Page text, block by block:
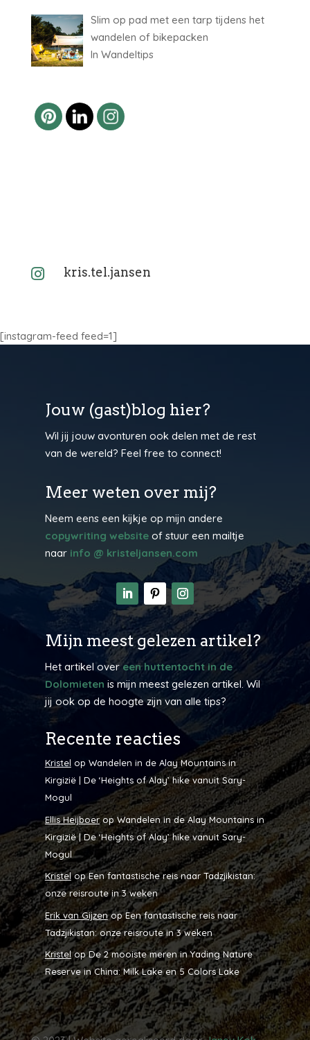
Slim op pad met een tarp tijdens het
wandelen of bikepacken
In Wandeltips
 kris.tel.jansen
[instagram-feed feed=1]
Jouw (gast)blog hier?
Wil jij jouw avonturen ook delen met de rest
van de wereld? Feel free to connect!
Meer weten over mij?
Neem eens een kijkje op mijn andere
copywriting websiteof stuur een mailtje
naar info @ kristeljansen.com
Mijn meest gelezen artikel?
Het artikel overeen huttentocht in de
Dolomieten is mijn meest gelezen artikel. Wil
jij ook op de hoogte zijn van alle tips?
Recente reacties
Kristel op Wandelen in de Alay Mountains in
Kirgizië | De ‘Heights of Alay’ hike vanuit Sary-
Mogul
Ellis Heijboerop Wandelen in de Alay Mountains in
Kirgizië | De ‘Heights of Alay’ hike vanuit Sary-
Mogul
KristelopEen fantastische reis naar Tadzjikistan:
onze reisroute in 3 weken
Erik van GijzenopEen fantastische reis naar
Tadzjikistan: onze reisroute in 3 weken
KristelopDe 2 mooiste meren in Yading Nature
Reserve in China: Milk Lake en 5 Colors Lake